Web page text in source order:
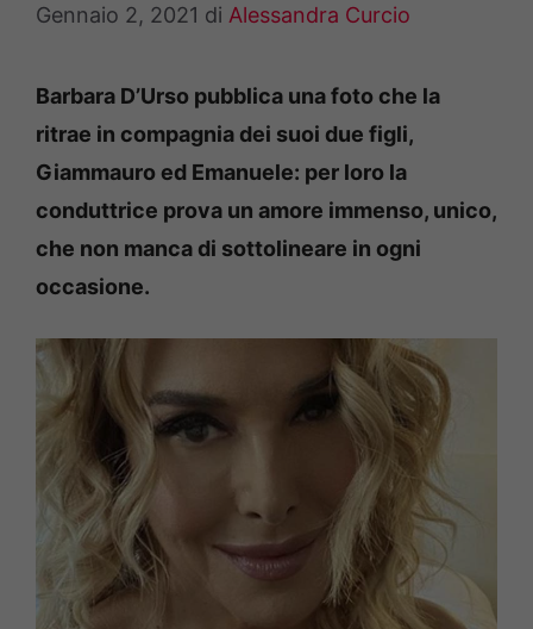
Gennaio 2, 2021 di Alessandra Curcio
Barbara D’Urso pubblica una foto che la
ritrae in compagnia dei suoi due figli,
Giammauro ed Emanuele: per loro la
conduttrice prova un amore immenso, unico,
che non manca di sottolineare in ogni
occasione.